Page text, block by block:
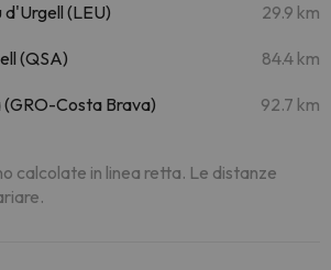
(LEU) 29.9 km
(QSA) 84.4 km
Costa Brava) 92.7 km
calcolate in linea retta. Le distanze